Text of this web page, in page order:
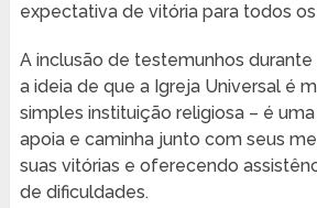
expectativa de vitória para todos
A inclusão de testemunhos
a ideia de que a Igreja Universal é
simples instituição religiosa – é
apoia e caminha junto com seus
suas vitórias e oferecendo
de dificuldades.